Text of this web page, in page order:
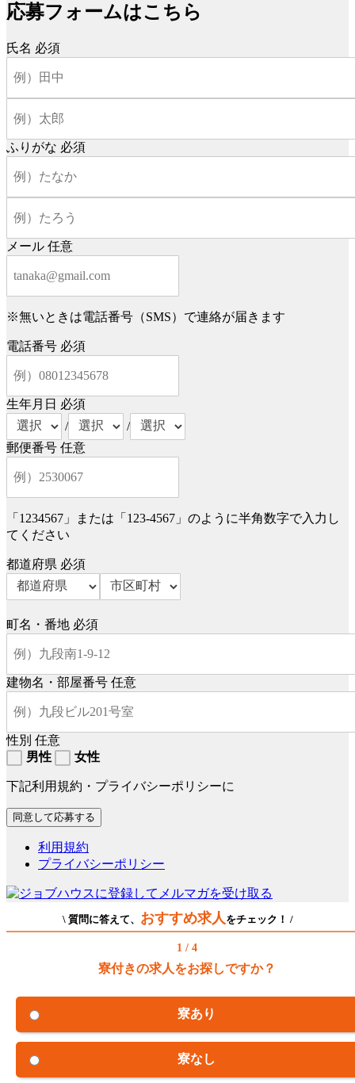
応募フォームはこちら
氏名 必須
ふりがな 必須
メール 任意
※無いときは電話番号（SMS）で連絡が届きます
電話番号 必須
生年月日 必須
/
/
郵便番号 任意
「1234567」または「123-4567」のように半角数字で入力し
てください
都道府県 必須
町名・番地 必須
建物名・部屋番号 任意
性別 任意
男性
女性
下記利用規約・プライバシーポリシーに
利用規約
プライバシーポリシー
\ 質問に答えて、 おすすめ求人 をチェック！ /
1 / 4
寮付きの求人をお探しですか？
寮あり
寮なし